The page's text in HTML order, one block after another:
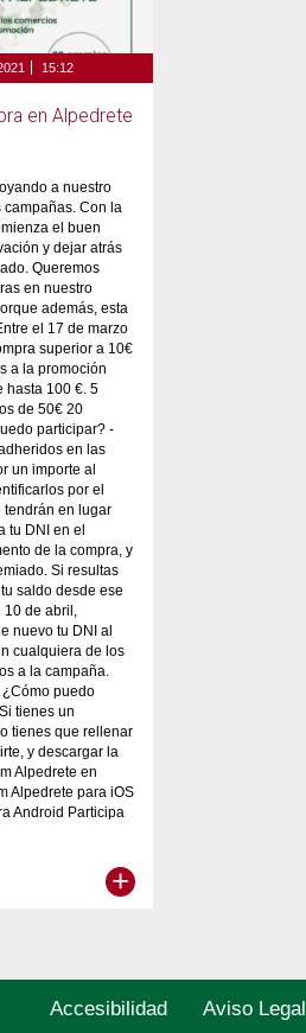
15:12
en Alpedrete
a nuestro
Con la
el buen
y dejar atrás
Queremos
en nuestro
además, esta
el 17 de marzo
superior a 10€
a la promoción
hasta 100 €. 5
de 50€ 20
participar? -
en las
un importe al
por el
tendrán en lugar
tu DNI en el
de la compra, y
Si resultas
saldo desde ese
de abril,
nuevo tu DNI al
cualquiera de los
a la campaña.
puedo
tienes un
tienes que rellenar
y descargar la
Alpedrete en
Alpedrete para iOS
Android Participa
+
Accesibilidad Aviso Legal